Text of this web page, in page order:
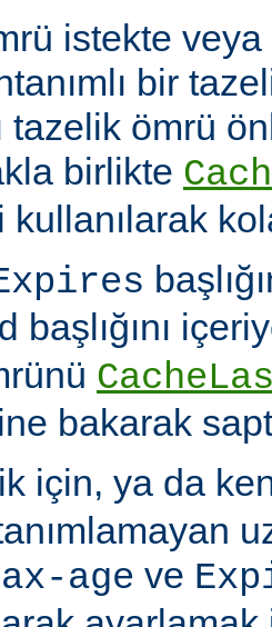
istekte veya
bir
tazelik ömrü
birlikte
kullanılarak
başlığını
bakarak
için, ya da
tanımlamayan
age ve